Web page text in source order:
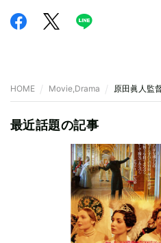
HOME Movie,Drama 原田眞人監
最近話題の記事